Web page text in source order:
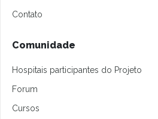
Contato
Comunidade
Hospitais participantes do Projeto
Forum
Cursos